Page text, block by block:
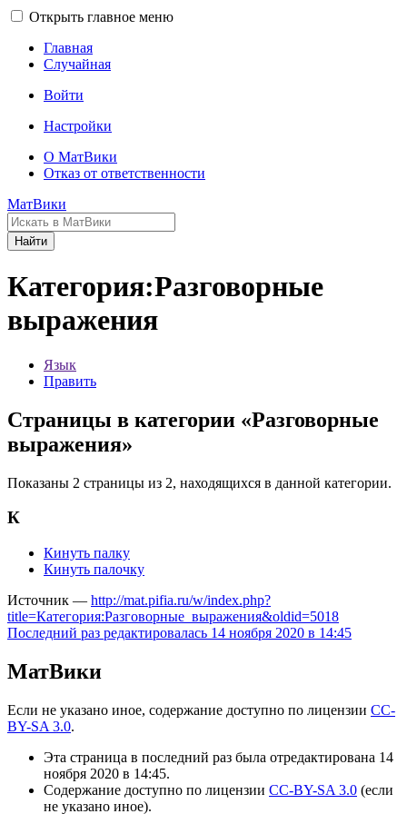
Открыть главное меню
Главная
Случайная
Войти
Настройки
О МатВики
Отказ от ответственности
МатВики
Найти
Категория:Разговорные
выражения
Язык
Править
Страницы в категории «Разговорные
выражения»
Показаны 2 страницы из 2, находящихся в данной категории.
К
Кинуть палку
Кинуть палочку
Источник — http://mat.pifia.ru/w/index.php?
title=Категория:Разговорные_выражения&oldid=5018
Последний раз редактировалась 14 ноября 2020 в 14:45
МатВики
Если не указано иное, содержание доступно по лицензии CC-
BY-SA 3.0.
Эта страница в последний раз была отредактирована 14
ноября 2020 в 14:45.
Содержание доступно по лицензии CC-BY-SA 3.0 (если
не указано иное).